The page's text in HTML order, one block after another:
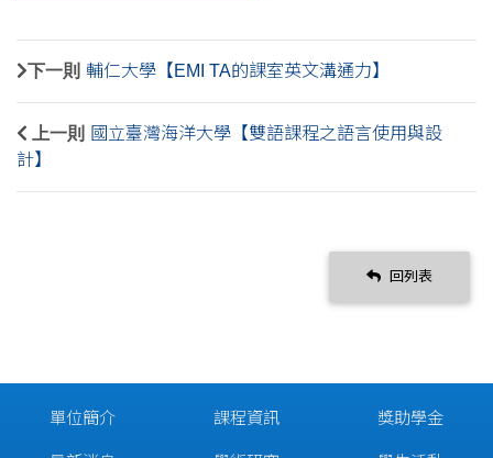
下一則 輔仁大學【EMI TA的課室英文溝通力】
上一則
國立臺灣海洋大學【雙語課程之語言使用與設
計】
回列表
單位簡介 課程資訊 獎助學金